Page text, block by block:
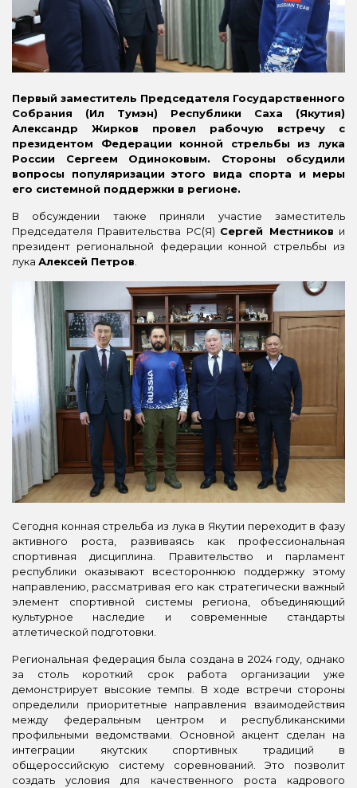
Первый заместитель Председателя Государственного
Собрания (Ил Тумэн) Республики Саха (Якутия)
Александр Жирков провел рабочую встречу с
президентом Федерации конной стрельбы из лука
России Сергеем Одиноковым. Стороны обсудили
вопросы популяризации этого вида спорта и меры
его системной поддержки в регионе.
В обсуждении также приняли участие заместитель
Председателя Правительства РС(Я) Сергей Местников и
президент региональной федерации конной стрельбы из
лука Алексей Петров
Сегодня конная стрельба из лука в Якутии переходит в фазу
активного роста, развиваясь как профессиональная
спортивная дисциплина. Правительство и парламент
республики оказывают всестороннюю поддержку этому
направлению, рассматривая его как стратегически важный
элемент спортивной системы региона, объединяющий
культурное наследие и современные стандарты
атлетической подготовки.
Региональная федерация была создана в 2024 году, однако
за столь короткий срок работа организации уже
демонстрирует высокие темпы. В ходе встречи стороны
определили приоритетные направления взаимодействия
между федеральным центром и республиканскими
профильными ведомствами. Основной акцент сделан на
интеграции якутских спортивных традиций в
общероссийскую систему соревнований. Это позволит
создать условия для качественного роста кадрового